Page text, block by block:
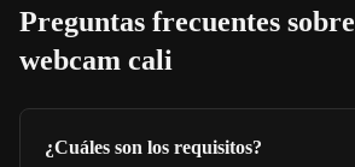
Preguntas frecuentes sobre
webcam cali
¿Cuáles son los requisitos?